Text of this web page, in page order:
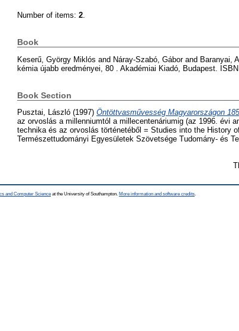
Number of items: 2
Book
Keserű, György Miklós and Náray-Szabó, Gáborand Baranyai,
kémia újabb eredményei, 80 . Akadémiai Kiadó, Budapest.
Book Section
Pusztai, László (1997) Öntöttvasművesség Magyarországon
az orvoslás a millenniumtól a millecentenáriumig (az 1996. évi
technika és az orvoslás történetéből = Studies into the History
Természettudományi Egyesületek Szövetsége Tudomány- és
and Computer Science at the University of Southampton. More information and software credits